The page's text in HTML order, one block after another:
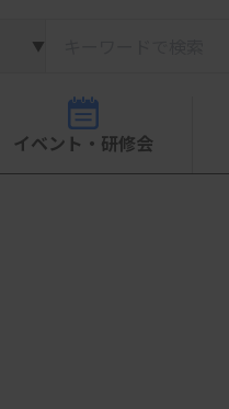
▼
イベント・研修会